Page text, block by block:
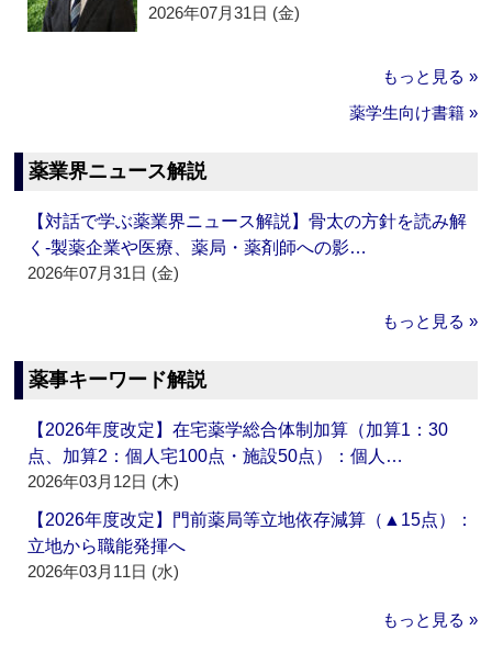
2026年07月31日 (金)
もっと見る »
薬学生向け書籍 »
薬業界ニュース解説
【対話で学ぶ薬業界ニュース解説】骨太の方針を読み解
く‐製薬企業や医療、薬局・薬剤師への影…
2026年07月31日 (金)
もっと見る »
薬事キーワード解説
【2026年度改定】在宅薬学総合体制加算（加算1：30
点、加算2：個人宅100点・施設50点）：個人…
2026年03月12日 (木)
【2026年度改定】門前薬局等立地依存減算（▲15点）：
立地から職能発揮へ
2026年03月11日 (水)
もっと見る »